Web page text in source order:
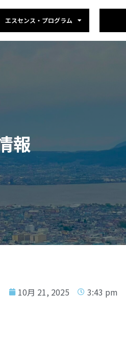
エスセンス・プログラム
報
10月 21, 2025
3:43 pm